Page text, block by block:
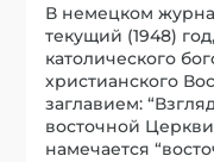
В немецком
текущий (1948)
католического
христианского
заглавием:
восточной
намечается